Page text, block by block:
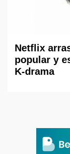
Netflix
popular y
K-drama